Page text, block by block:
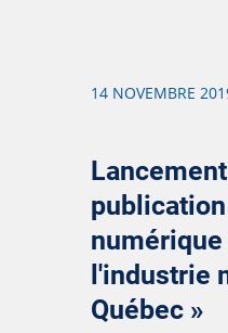
14 NOVEMBRE
numérique
l'industrie
Québec »